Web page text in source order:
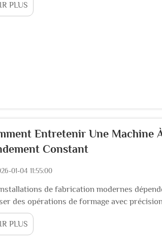
les matériaux...
PLUS
Entretenir Une Machine
Constant
01-04 11:55:00
de fabrication modernes
des opérations de formage avec
un outil fondamental pour créer des
Ces sop...
PLUS